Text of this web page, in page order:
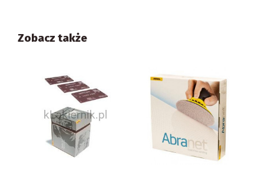
Zobacz także